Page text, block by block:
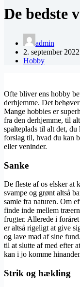
De bedste
admin
2. september 2022
Hobby
Ofte bliver ens hobby
derhjemme. Det
Mange hobbies er
fra den derhjemme, til
spalteplads til alt det, du
forslag til, hvad du kan
eller veninder.
Sanke
De fleste af os elsker at
svampe og grønt altså
samle fra naturen. Om
finde inde mellem
frugter. Allerede i
er altså rigeligt at give
og lave mad af sine
til at slutte af med efter
kan i jo komme
Strik og hækling